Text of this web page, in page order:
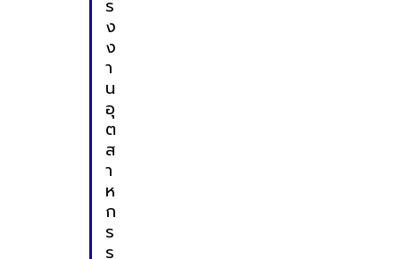
ร
ง
ง
า
น
อุ
ต
ส
า
ห
ก
ร
ร